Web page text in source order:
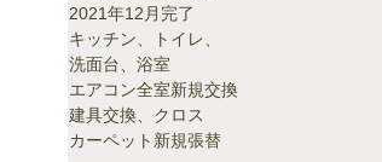
2021年12月完了
キッチン、トイレ、
洗面台、浴室
エアコン全室新規交換
建具交換、クロス
カーペット新規張替